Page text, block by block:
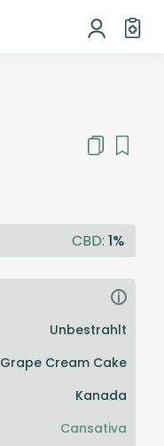
CBD: 1%
i
Unbestrahlt
Grape Cream Cake
Kanada
Cansativa